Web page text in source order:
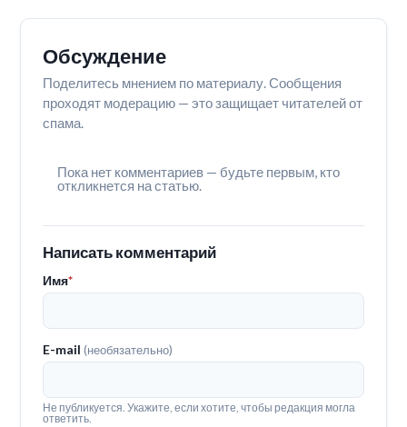
Обсуждение
Поделитесь мнением по материалу. Сообщения
проходят модерацию — это защищает читателей от
спама.
Пока нет комментариев — будьте первым, кто
откликнется на статью.
Написать комментарий
Имя*
E-mail(необязательно)
Не публикуется. Укажите, если хотите, чтобы редакция могла
ответить.